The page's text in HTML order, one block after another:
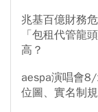
兆基百億財務
「包租代管龍
高？
aespa演唱會
位圖、實名制